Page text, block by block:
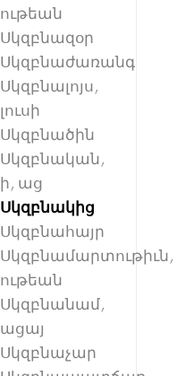
ութեան
Սկզբնազօր
Սկզբնաժառանգ
Սկզբնալոյս,
լուսի
Սկզբնածին
Սկզբնական,
ի, աց
Սկզբնակից
Սկզբնահայր
Սկզբնամարտութիւն,
ութեան
Սկզբնանամ,
ացայ
Սկզբնաչար